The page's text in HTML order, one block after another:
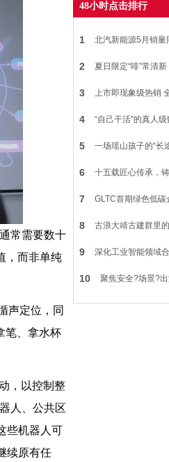
常需要数十
，而非单纯
声定位，同
笔、拿水杯
，以控制整
人、公共区
些机器人可
续原有任
48小时点击排行
1 北汽新能源5月销
2 夏日限定“啡”常清
理跨界新玩法
3 上市即现象级热销
4 “自己干活”的真人
创全国之先河
5 一场瑶山孩子的“长
6 十五载匠心传承，
7 GLTC首期绿色低
8 古浪大靖古建群里
9 深化工业智能领域
10 聚焦安全?场景?
济人才培养新路径